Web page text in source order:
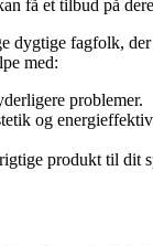
få et tilbud på
dygtige fagfolk,
med:
problemer.
og
produkt til dit